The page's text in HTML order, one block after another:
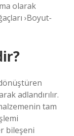
olarak
›Boyut-
adlandırılır.
tam
bileşeni